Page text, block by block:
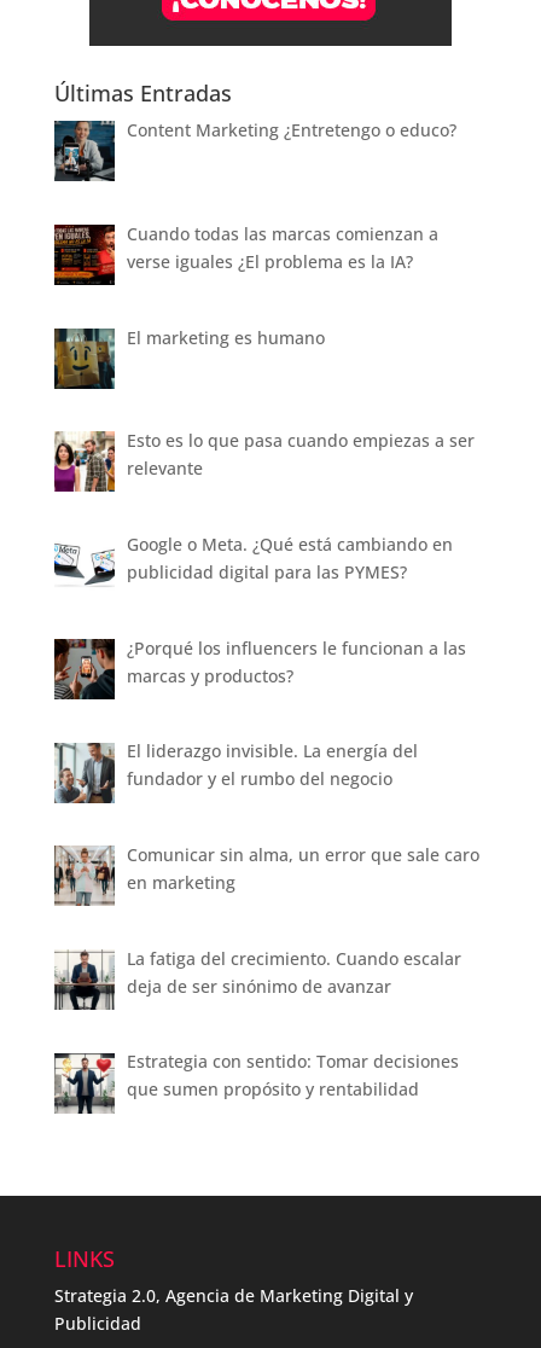
Últimas Entradas
Content Marketing ¿Entretengo o educo?
Cuando todas las marcas comienzan a
verse iguales ¿El problema es la IA?
El marketing es humano
Esto es lo que pasa cuando empiezas a ser
relevante
Google o Meta. ¿Qué está cambiando en
publicidad digital para las PYMES?
¿Porqué los influencers le funcionan a las
marcas y productos?
El liderazgo invisible. La energía del
fundador y el rumbo del negocio
Comunicar sin alma, un error que sale caro
en marketing
La fatiga del crecimiento. Cuando escalar
deja de ser sinónimo de avanzar
Estrategia con sentido: Tomar decisiones
que sumen propósito y rentabilidad
LINKS
Strategia 2.0, Agencia de Marketing Digital y
Publicidad